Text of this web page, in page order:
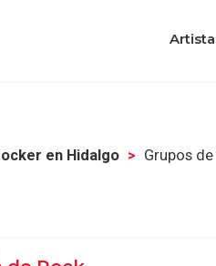
en Hidalgo Grupos